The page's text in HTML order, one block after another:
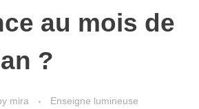
au mois de
?
mira Enseigne lumineuse